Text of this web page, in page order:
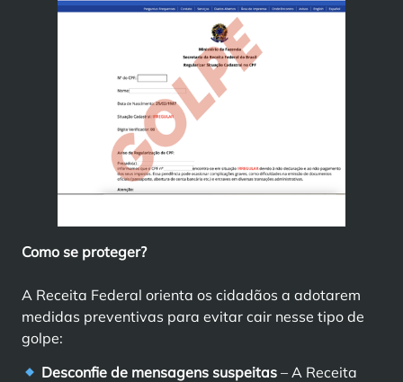
Como se proteger?
A Receita Federal orienta os cidadãos a adotarem
medidas preventivas para evitar cair nesse tipo de
golpe:
Desconfie de mensagens suspeitas – A Receita